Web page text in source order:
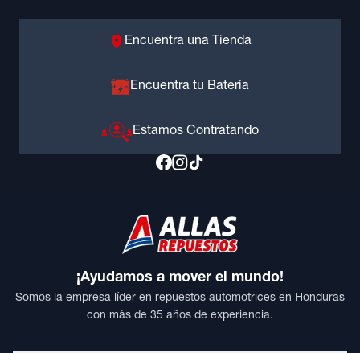
Encuentra una Tienda
Encuentra tu Batería
Estamos Contratando
¡Ayudamos a mover el mundo!
Somos la empresa líder en repuestos automotrices en Honduras
con más de 35 años de experiencia.